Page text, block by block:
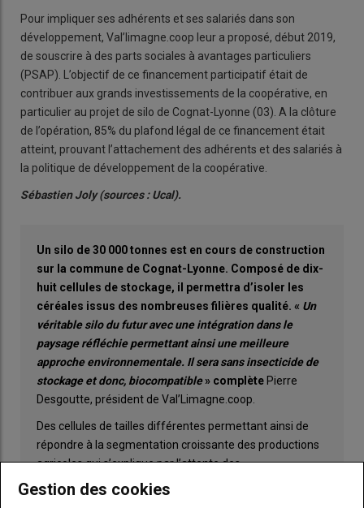
Pour impliquer ses adhérents et ses salariés dans son
développement, Val’limagne.coop leur a proposé, début 2019,
de souscrire à des parts sociales à avantages particuliers
(PSAP). L’objectif de ce financement participatif était de
contribuer aux grands investissements de la coopérative, en
particulier au projet de silo de Cognat-Lyonne (03). A la clôture
de l’opération, 85% du plafond légal de ce financement était
atteint, prouvant l’attachement des adhérents et des salariés à
la politique de développement de la coopérative.
Sébastien Joly (sources : Ucal).
Un silo de 30 000 tonnes est en cours de construction
sur la commune de Cognat-Lyonne. Composé de dix-
huit cellules de stockage, il permettra d’isoler les
céréales issus des nombreuses filières qualité. « Un
véritable silo du futur avec une intégration dans le
paysage réfléchie permettant ainsi une meilleure
approche environnementale. Il sera sans insecticide de
stockage et donc, biocompatible» complète Pierre
Desgoutte, président de Val’Limagne.coop.
Des cellules de tailles différentes permettant ainsi de
répondre à la segmentation croissante des productions
agricoles qui s’explique par l’attente des
consommateurs envers des produits plus sains et
Gestion des cookies